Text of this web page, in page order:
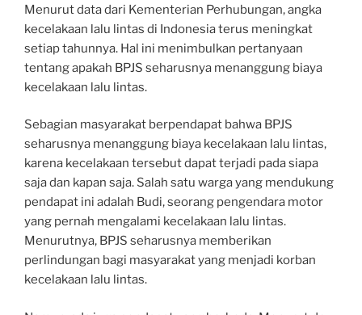
Menurut data dari Kementerian Perhubungan, angka
kecelakaan lalu lintas di Indonesia terus meningkat
setiap tahunnya. Hal ini menimbulkan pertanyaan
tentang apakah BPJS seharusnya menanggung biaya
kecelakaan lalu lintas.
Sebagian masyarakat berpendapat bahwa BPJS
seharusnya menanggung biaya kecelakaan lalu lintas,
karena kecelakaan tersebut dapat terjadi pada siapa
saja dan kapan saja. Salah satu warga yang mendukung
pendapat ini adalah Budi, seorang pengendara motor
yang pernah mengalami kecelakaan lalu lintas.
Menurutnya, BPJS seharusnya memberikan
perlindungan bagi masyarakat yang menjadi korban
kecelakaan lalu lintas.